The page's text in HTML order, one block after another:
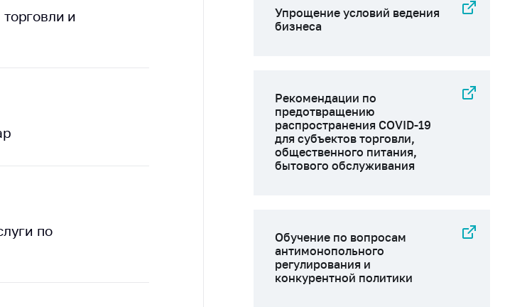
и
по
Упрощение условий ведения
бизнеса
Рекомендации по
предотвращению
распространения COVID-19
для субъектов торговли,
общественного питания,
бытового обслуживания
Обучение по вопросам
антимонопольного
регулирования и
конкурентной политики